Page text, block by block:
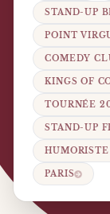
STAND-UP
POINT
COMEDY
KINGS OF
TOURNÉE
STAND-UP
PARIS